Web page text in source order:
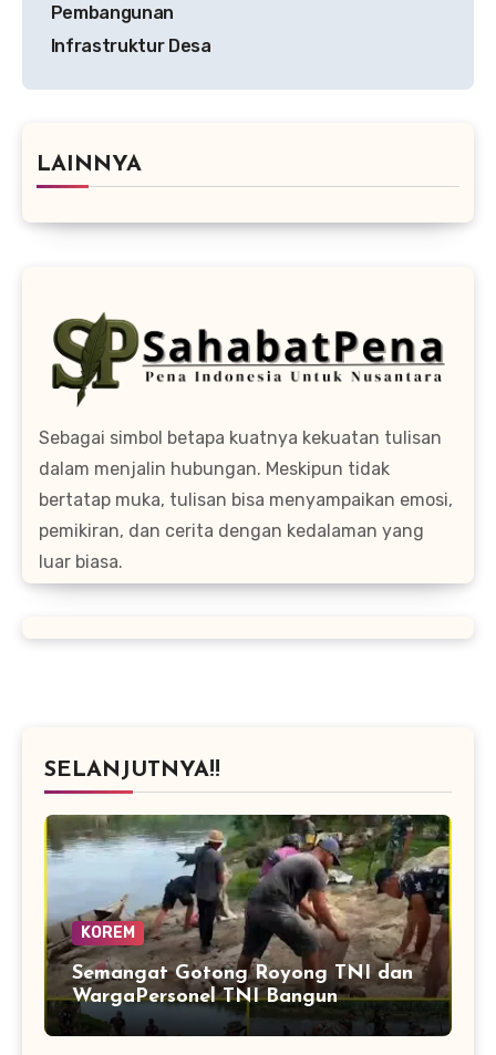
Pembangunan
Infrastruktur Desa
LAINNYA
Sebagai simbol betapa kuatnya kekuatan tulisan
dalam menjalin hubungan. Meskipun tidak
bertatap muka, tulisan bisa menyampaikan emosi,
pemikiran, dan cerita dengan kedalaman yang
luar biasa.
SELANJUTNYA!!
KOREM
Semangat Gotong Royong TNI dan
WargaPersonel TNI Bangun
Jembatan Perintis Cibubukan–
Serasah